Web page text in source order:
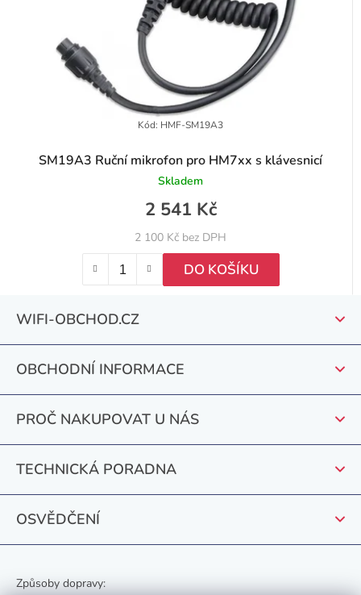
SM19A3 Ruční mikrofon pro HM7xx s klávesnicí
Skladem
2 100 Kč bez DPH
2 541 Kč
DO KOŠÍKU
Kód: HMF-SM19A3
WIFI-OBCHOD.CZ
OBCHODNÍ INFORMACE
PROČ NAKUPOVAT U NÁS
TECHNICKÁ PORADNA
OSVĚDČENÍ
Způsoby dopravy: